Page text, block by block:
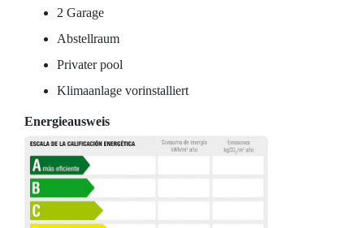
2 Garage
Abstellraum
Privater pool
Klimaanlage vorinstalliert
Energieausweis